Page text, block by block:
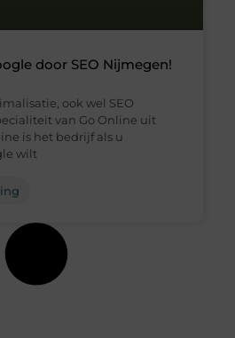
door SEO Nijmegen!
ook wel SEO
van Go Online uit
is het bedrijf als u
wilt